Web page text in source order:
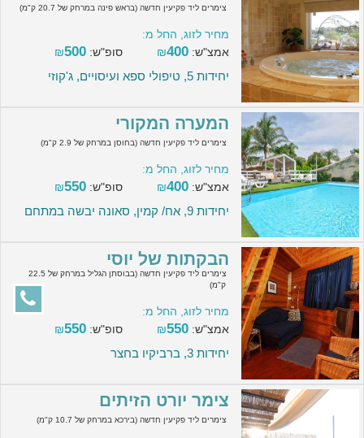
צימרים ליד פקיעין חדשה (בראש פינה במרחק של 20.7 ק"מ)
מחיר לזוג, החל מ:
אמצ"ש:
₪400 סופ"ש: ₪500
יחידות 5, טיפולי ספא ועיסויים, ג'קוזי
המערה המקורי
צימרים ליד פקיעין חדשה (בחוסן במרחק של 2.9 ק"מ)
מחיר לזוג, החל מ:
אמצ"ש:
₪400 סופ"ש: ₪550
יחידות 9, אח/ קמין, סאונה יבשה במתחם
הבקתות של יוסי
צימרים ליד פקיעין חדשה (בבוסתן הגליל במרחק של 22.5
ק"מ)
מחיר לזוג, החל מ:
אמצ"ש:
₪550 סופ"ש: ₪550
יחידות 3, ברביקיו בחצר
צימר יורט הזיתים
צימרים ליד פקיעין חדשה (בירכא במרחק של 10.7 ק"מ)